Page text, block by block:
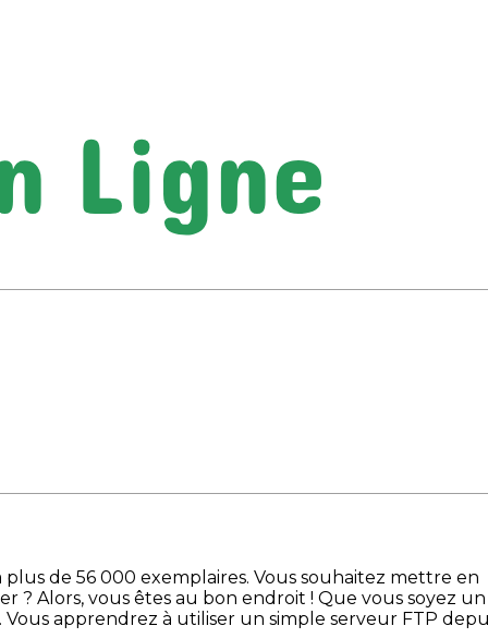
de 56 000 exemplaires. Vous souhaitez mettre en
Alors, vous êtes au bon endroit ! Que vous soyez un
apprendrez à utiliser un simple serveur FTP